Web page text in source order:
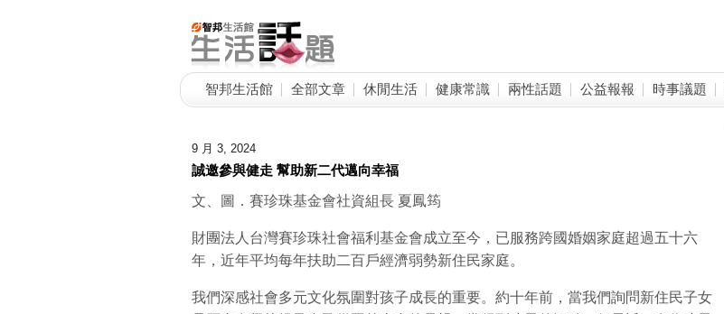
智邦生活館 全部文章 休閒生活 健康常識 兩性話題 公益報報 時事議題
9 月 3, 2024
誠邀參與健走 幫助新二代邁向幸福
文、圖．賽珍珠基金會社資組長 夏鳳筠
財團法人台灣賽珍珠社會福利基金會成立至今，已服務跨國婚姻家庭超過五十六
年，近年平均每年扶助二百戶經濟弱勢新住民家庭。
我們深感社會多元文化氛圍對孩子成長的重要。約十年前，當我們詢問新住民子女